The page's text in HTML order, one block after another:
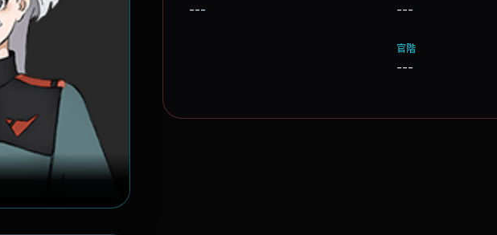
--- ---
官階
---